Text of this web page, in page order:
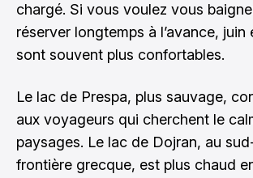
chargé. Si vous voulez vous
réserver longtemps à l’avance, juin
sont souvent plus confortables.
Le lac de Prespa, plus sauvage,
aux voyageurs qui cherchent le
paysages. Le lac de Dojran, au
frontière grecque, est plus chaud